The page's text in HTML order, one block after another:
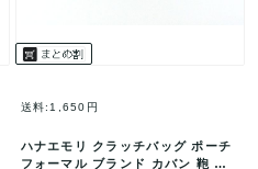
送料:1,650円
ハナエモリ クラッチバッグ ポーチ
フォーマル ブランド カバン 鞄 レ